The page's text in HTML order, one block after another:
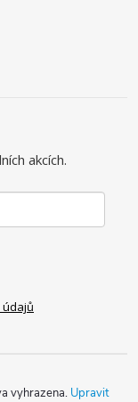
akcích.
vyhrazena. Upravit